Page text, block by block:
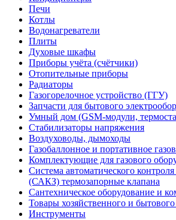
Печи
Котлы
Водонагреватели
Плиты
Духовые шкафы
Приборы учёта (счётчики)
Отопительные приборы
Радиаторы
Газогорелочное устройство (ГГУ)
Запчасти для бытового
Умный дом (GSM-модули,
Cтабилизаторы напряжения
Воздуховоды, дымоходы
Газобаллонное и портативное
Комплектующие для газового
Система автоматического контроля
(САКЗ) термозапорные клапана
Сантехническое оборудование и
Товары хозяйственного и
Инструменты